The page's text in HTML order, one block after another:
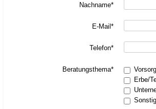
Nachname*
E-Mail*
Telefon*
Beratungsthema*
Erbe/